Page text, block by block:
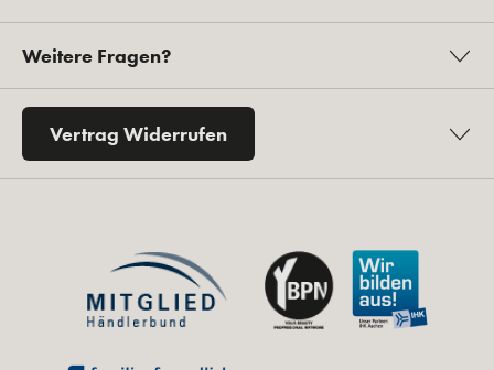
Weitere Fragen?
Vertrag Widerrufen